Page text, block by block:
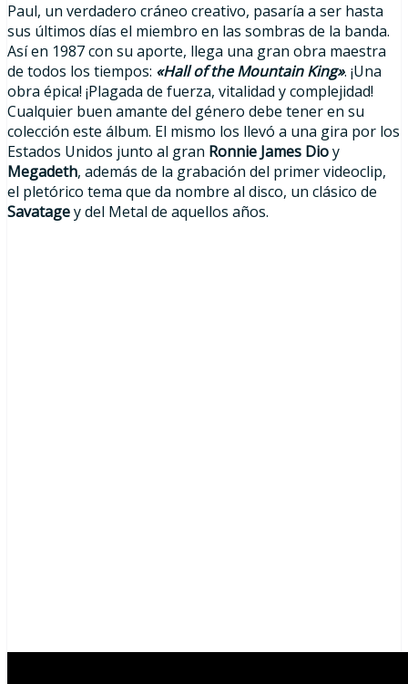
Paul, un verdadero cráneo creativo, pasaría a ser hasta
sus últimos días el miembro en las sombras de la banda.
Así en 1987 con su aporte, llega una gran obra maestra
de todos los tiempos: «Hall of the Mountain King». ¡Una
obra épica! ¡Plagada de fuerza, vitalidad y complejidad!
Cualquier buen amante del género debe tener en su
colección este álbum. El mismo los llevó a una gira por los
Estados Unidos junto al gran Ronnie James Dioy
Megadeth, además de la grabación del primer videoclip,
el pletórico tema que da nombre al disco, un clásico de
Savatagey del Metal de aquellos años.